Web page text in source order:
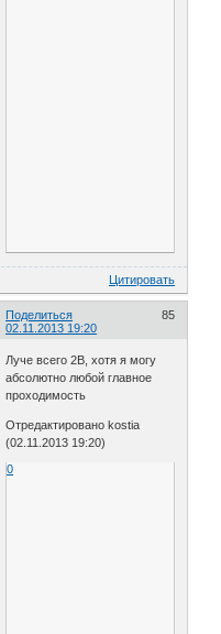
Цитировать
Поделиться
85
02.11.2013 19:20
Луче всего 2B, хотя я могу
абсолютно любой главное
проходимость
Отредактировано kostia
(02.11.2013 19:20)
0